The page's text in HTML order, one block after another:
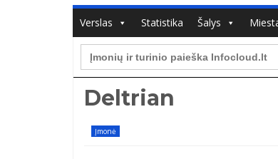
Verslas Statistika Šalys
Search
for:
Deltrian
Įmonė